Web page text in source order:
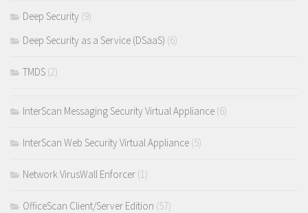
Deep Security (9)
Deep Security as a Service (DSaaS) (6)
TMDS (2)
InterScan Messaging Security Virtual Appliance (6)
InterScan Web Security Virtual Appliance (5)
Network VirusWall Enforcer (1)
OfficeScan Client/Server Edition (57)